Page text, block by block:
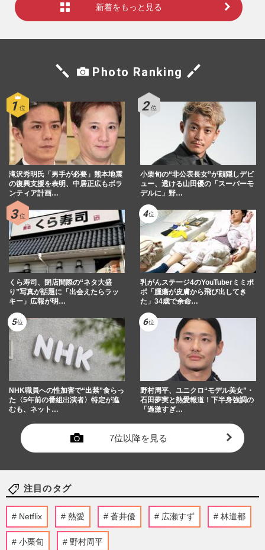
新着をもっと見る
Photo Ranking
滝沢秀明氏「男手が必要」熊本地震
の復興支援を表明、中居正広もボラ
ンティア計画…
小栗旬の“非公表長女”が顔隠しデビ
ュー、透ける山田優の「スーパーモ
デルに」野…
くら寿司、閉店間際の“ネタ大盛
り”写真が話題に「出会えたらラッ
キー」広報が明…
乳がんステージ4のYouTuberミミポ
ポ「腫瘍が皮膚から飛び出してき
た」34歳で余命…
NHK職員への性加害で“出禁”食らっ
た〈5年前の番組出演者〉特定が進
むも、ネット…
野村周平、ユニクロ“モデル美女”・
石田夢実と熱愛報道！下半身強調の
「過激すぎ…
7位以降を見る
注目のタグ
Netflix 熱愛 蒼井優 広瀬すず 林遣都
小栗旬 野村周平